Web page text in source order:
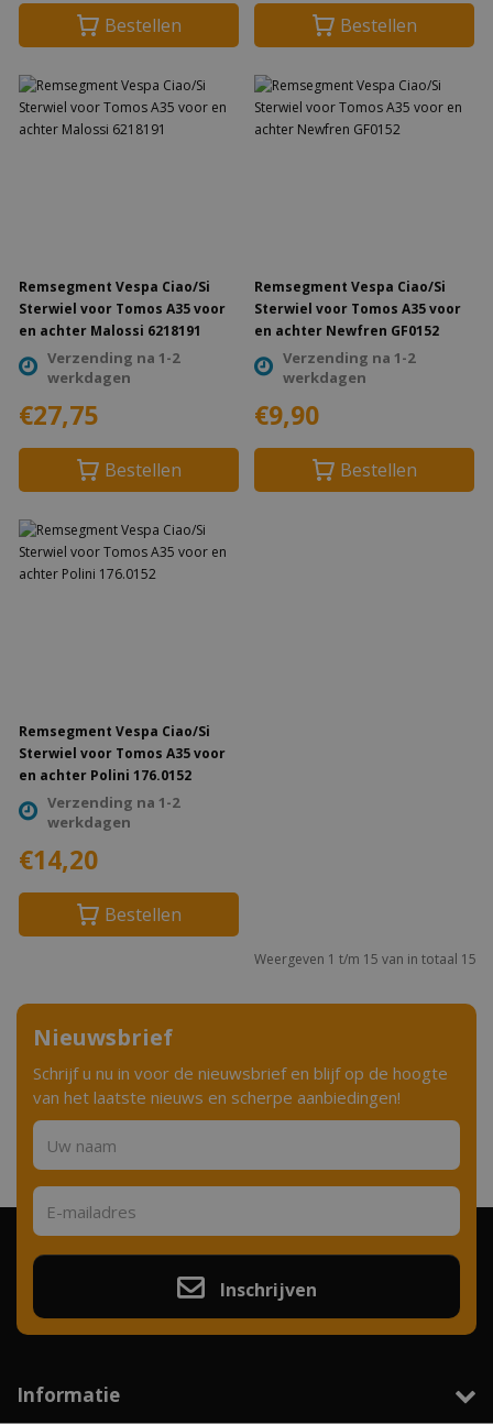
Bestellen Bestellen
Remsegment Vespa Ciao/Si
Sterwiel voor Tomos A35 voor
en achter Malossi 6218191
Verzending na 1-2
werkdagen
€27,75
Bestellen
Remsegment Vespa Ciao/Si
Sterwiel voor Tomos A35 voor
en achter Newfren GF0152
Verzending na 1-2
werkdagen
€9,90
Bestellen
Remsegment Vespa Ciao/Si
Sterwiel voor Tomos A35 voor
en achter Polini 176.0152
Verzending na 1-2
werkdagen
€14,20
Bestellen
Weergeven 1 t/m 15 van in totaal 15
Nieuwsbrief
Schrijf u nu in voor de nieuwsbrief en blijf op de hoogte
van het laatste nieuws en scherpe aanbiedingen!
Inschrijven
Informatie